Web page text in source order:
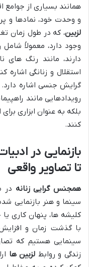
همانند بسیاری از جوامع
و وحدت خود، نمادها و
لزبین، که در طول زمان
وجود دارد، معمولاً
دارند، مانند رنگ های
استقلال و زنانگی
گرایش جنسی اشاره دارد.
بلکه به عنوان ابزاری
کنند.
بازنمایی در
تا تصاویر واقعی
همجنس گرایی زنانه در
سینما و هنر بازنمایی
کلیشه ها، پنهان کاری
با گذشت زمان و
سینمایی هستیم که
زندگی و روابط لزبین ها